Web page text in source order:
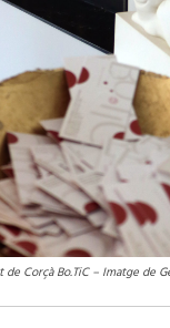
Corçà Bo.TiC – Imatge de